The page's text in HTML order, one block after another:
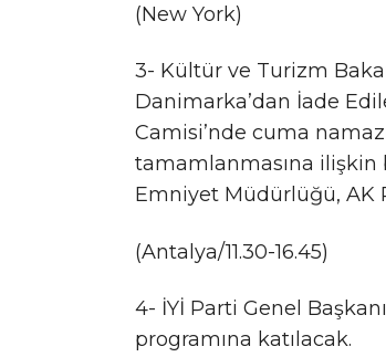
(New York)
3- Kültür ve Turizm
Danimarka’dan İade
Camisi’nde cuma
tamamlanmasına ilişkin
Emniyet Müdürlüğü, AK
(Antalya/11.30-16.45)
4- İYİ Parti Genel
programına katılacak.